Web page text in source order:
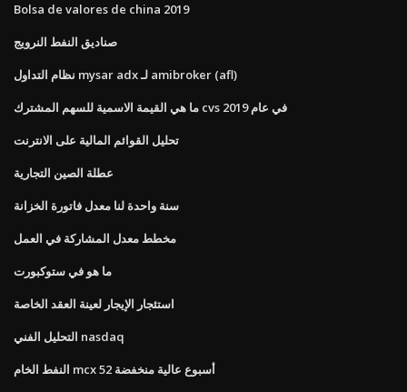
Bolsa de valores de china 2019
صناديق النفط النرويج
نظام التداول mysar adx لـ amibroker (afl)
ما هي القيمة الاسمية للسهم المشترك cvs في عام 2019
تحليل القوائم المالية على الانترنت
عطلة الصين التجارية
سنة واحدة لنا معدل فاتورة الخزانة
مخطط معدل المشاركة في العمل
ما هو في ستوكبورت
استئجار الإيجار لعينة العقد الخاصة
التحليل الفني nasdaq
النفط الخام mcx 52 أسبوع عالية منخفضة